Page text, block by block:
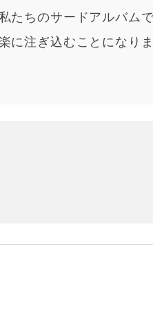
たちのサードアルバムで
に注ぎ込むことになりま